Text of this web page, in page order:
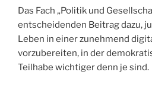
Das Fach „Politik und
entscheidenden Beitrag dazu,
Leben in einer zunehmend
vorzubereiten, in der
Teilhabe wichtiger denn je sind.